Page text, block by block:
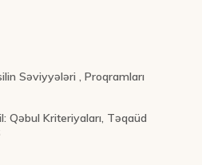
Səviyyələri , Proqramları
Qəbul Kriteriyaları, Təqaüd